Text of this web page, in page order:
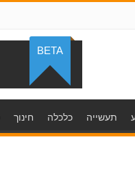
BETA
תעשייה כלכלה חינוך